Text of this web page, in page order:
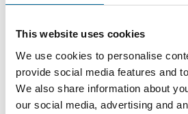
This website uses cookies
We use cookies to personalise
provide social media features and
We also share information about
our social media, advertising and
Sales Engineer | Amokabel GmbH
+49 151 11178558
fabian.becher@amokabel.de